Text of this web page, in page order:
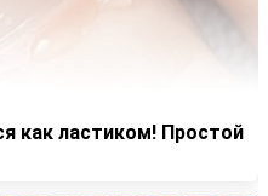
как ластиком! Простой